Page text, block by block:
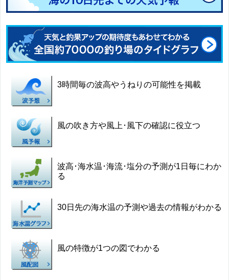
3時間毎の波高やうねりの可能性を掲載
風の吹き方や風上･風下の確認に役立つ
波高･海水温･海流･塩分の予測が1日毎にわか
る
30日先の海水温の予測や過去の情報がわかる
風の特徴が1つの図でわかる